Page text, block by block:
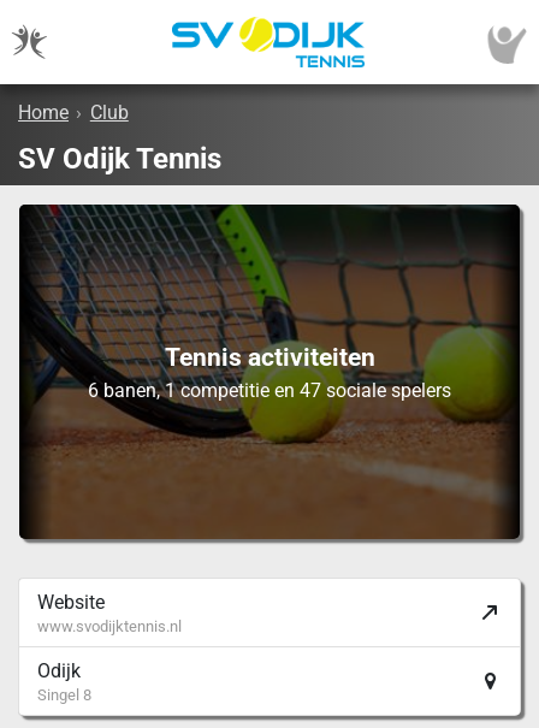
Home › Club
SV Odijk Tennis
Tennis activiteiten
6 banen, 1 competitie en 47 sociale spelers
Website
www.svodijktennis.nl
Odijk
Singel 8